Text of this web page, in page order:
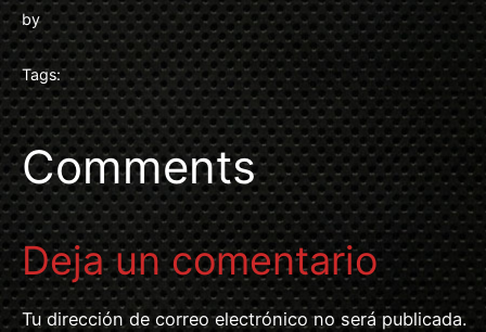
by
Tags:
Comments
Deja un comentario
Tu dirección de correo electrónico no será publicada.